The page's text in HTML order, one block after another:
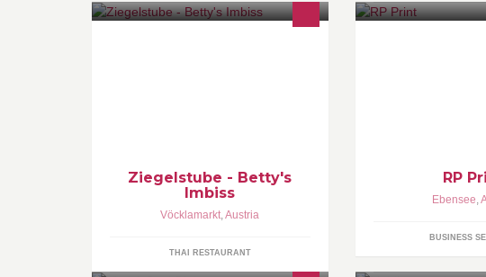
Ziegelstube - Betty's
Imbiss
Vöcklamarkt,Austria
THAI RESTAURANT
RP
Ebensee,
BUSINESS